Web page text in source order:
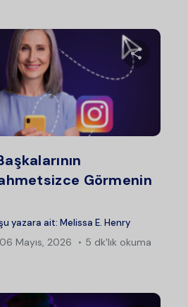
Görmenin
yazara ait: Melissa E. Henry
06 Mayıs, 2026
5 dk'lık okuma